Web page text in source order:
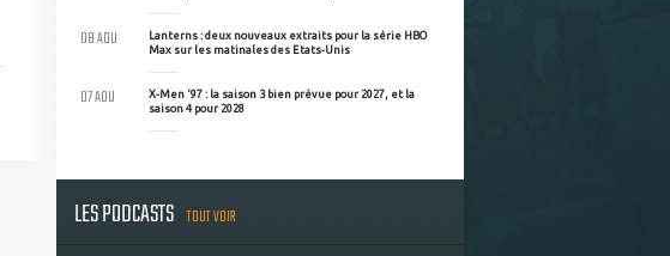
Lanterns : deux nouveaux extraits pour la série HBO
Max sur les matinales des Etats-Unis
08 AOU
X-Men '97 : la saison 3 bien prévue pour 2027, et la
saison 4 pour 2028
07 AOU
LES PODCASTS TOUT VOIR